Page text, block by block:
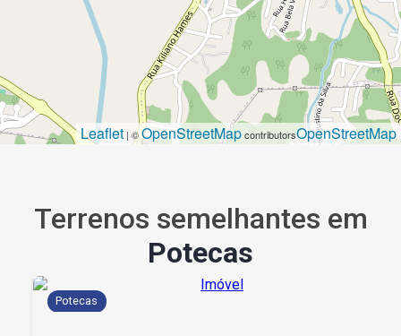
Leaflet | ©OpenStreetMapcontributorsOpenStreetMap
Terrenos semelhantes em
Potecas
Potecas